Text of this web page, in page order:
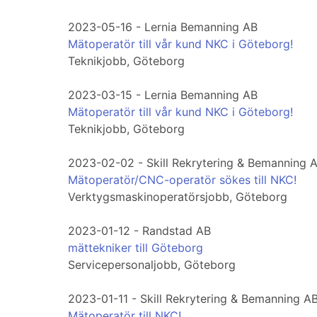
2023-05-16 - Lernia Bemanning AB
Mätoperatör till vår kund NKC i Göteborg!
Teknikjobb, Göteborg
2023-03-15 - Lernia Bemanning AB
Mätoperatör till vår kund NKC i Göteborg!
Teknikjobb, Göteborg
2023-02-02 - Skill Rekrytering & Bemanning
Mätoperatör/CNC-operatör sökes till NKC!
Verktygsmaskinoperatörsjobb, Göteborg
2023-01-12 - Randstad AB
mättekniker till Göteborg
Servicepersonaljobb, Göteborg
2023-01-11 - Skill Rekrytering & Bemanning